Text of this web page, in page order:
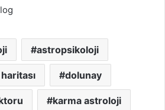
astropsikoloji
dolunay
karma astroloji